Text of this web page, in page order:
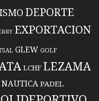
DEPORTE
EXPORTACION
GLEW GOLF
LCHF LEZAMA
NAUTICA PADEL